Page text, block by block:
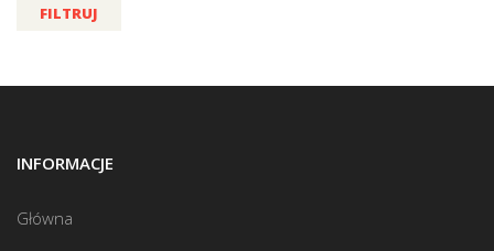
FILTRUJ
INFORMACJE
Główna